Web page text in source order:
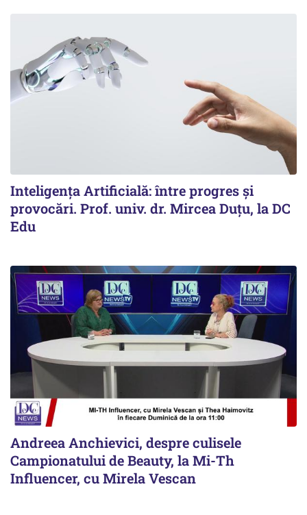
Inteligența Artificială: între progres și
provocări. Prof. univ. dr. Mircea Duțu, la DC
Edu
Andreea Anchievici, despre culisele
Campionatului de Beauty, la Mi-Th
Influencer, cu Mirela Vescan